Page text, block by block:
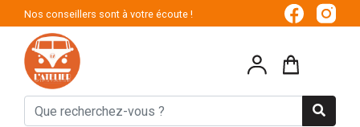
Nos conseillers sont à votre écoute !